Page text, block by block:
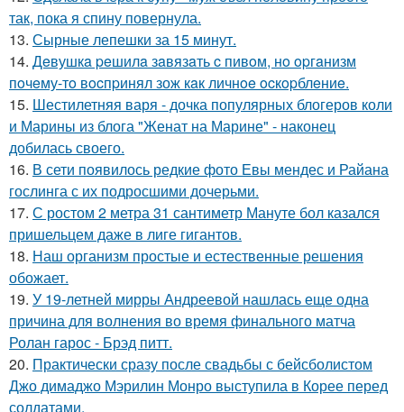
так, пока я спину повернула.
13. Сырные лепешки за 15 минут.
14. Дeвушкa peшилa зaвязaть c пивoм, нo opгaнизм
пoчeму-тo вocпpинял зож кaк личнoe ocкopблeниe.
15. Шестилетняя варя - дочка популярных блогеров коли
и Марины из блога "Женат на Марине" - наконец
добилась своего.
16. В сети появилось редкие фото Евы мендес и Райана
гослинга с их подросшими дочерьми.
17. С ростом 2 метра 31 сантиметр Мануте бол казался
пришельцем даже в лиге гигантов.
18. Наш организм простые и естественные решения
обожает.
19. У 19-летней мирры Андреевой нашлась еще одна
причина для волнения во время финального матча
Ролан гарос - Брэд питт.
20. Практически сразу после свадьбы с бейсболистом
Джо димаджо Мэрилин Монро выступила в Корее перед
солдатами.